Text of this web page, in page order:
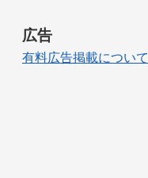
広告
有料広告掲載について